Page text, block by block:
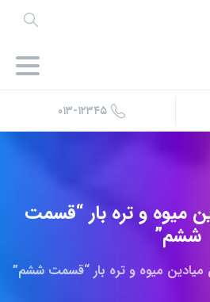
۰۱۳-۱۲۳۴۵
میوه و تره بار “قسمت
ششم”
میادین میوه و تره بار “قسمت ششم”